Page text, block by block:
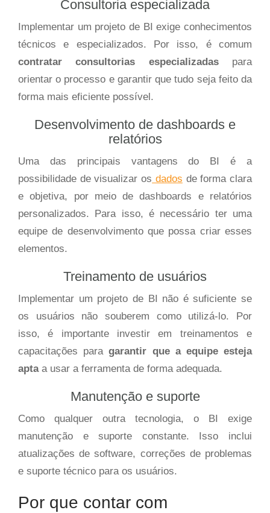
Consultoria especializada
Implementar um projeto de BI exige conhecimentos
técnicos e especializados. Por isso, é comum
contratar consultorias especializadaspara
orientar o processo e garantir que tudo seja feito da
forma mais eficiente possível.
Desenvolvimento de dashboards e
relatórios
Uma das principais vantagens do BI é a
possibilidade de visualizar os dados de forma clara
e objetiva, por meio de dashboards e relatórios
personalizados. Para isso, é necessário ter uma
equipe de desenvolvimento que possa criar esses
elementos.
Treinamento de usuários
Implementar um projeto de BI não é suficiente se
os usuários não souberem como utilizá-lo. Por
isso, é importante investir em treinamentos e
capacitações paragarantir que a equipe esteja
aptaa usar a ferramenta de forma adequada.
Manutenção e suporte
Como qualquer outra tecnologia, o BI exige
manutenção e suporte constante. Isso inclui
atualizações de software, correções de problemas
e suporte técnico para os usuários.
Por que contar com